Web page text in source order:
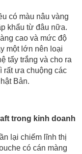
có màu nâu vàng
khẩu từ đâu nữa.
cao và mức độ
một lớn nên loại
tẩy trắng và cho ra
rất ưa chuộng các
Bản.
trong kinh doanh
lại chiếm lĩnh thị
có cán màng